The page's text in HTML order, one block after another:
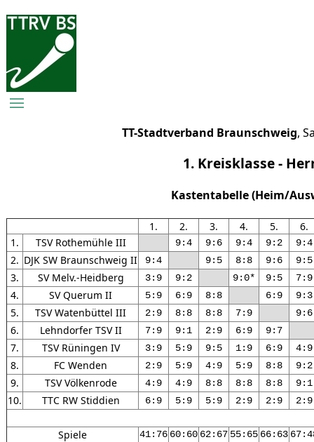
TT-Stadtverband Braunschweig,
1. Kreisklasse -
Kastentabelle (Heim/
1. 2. 3. 4. 5.
6.
1.
TSV Rothemühle III 9:4 9:6 9:4 9:2 9:4
2. DJK SW Braunschweig II 9:4 9:5 8:8 9:6 9:5
3. SV Melv.-Heidberg 3:9 9:2 9:0* 9:5 7:9
4. SV Querum II 5:9 6:9 8:8 6:9 9:3
5. TSV Watenbüttel III 2:9 8:8 8:8 7:9 9:6
6. Lehndorfer TSV II 7:9 9:1 2:9 6:9 9:7
7. TSV Rüningen IV 3:9 5:9 9:5 1:9 6:9 4:9
8. FC Wenden 2:9 5:9 4:9 5:9 8:8 9:2
9. TSV Völkenrode 4:9 4:9 8:8 8:8 8:8 9:1
10. TTC RW Stiddien 6:9 5:9 5:9 2:9 2:9 2:9
Spiele 41:76 60:60 62:67 55:65 66:63